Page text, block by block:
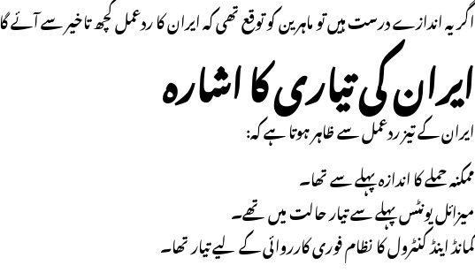
اگر یہ اندازے درست ہیں تو ماہرین کو توقع تھی کہ ایران کا ردعمل کچھ تاخیر سے آئے
ایران کی تیاری کا اشارہ
ایران کے تیز ردعمل سے ظاہر ہوتا ہے کہ:
ممکنہ حملے کا اندازہ پہلے سے تھا۔
میزائل یونٹس پہلے سے تیار حالت میں تھے۔
کمانڈ اینڈ کنٹرول کا نظام فوری کارروائی کے لیے تیار تھا۔